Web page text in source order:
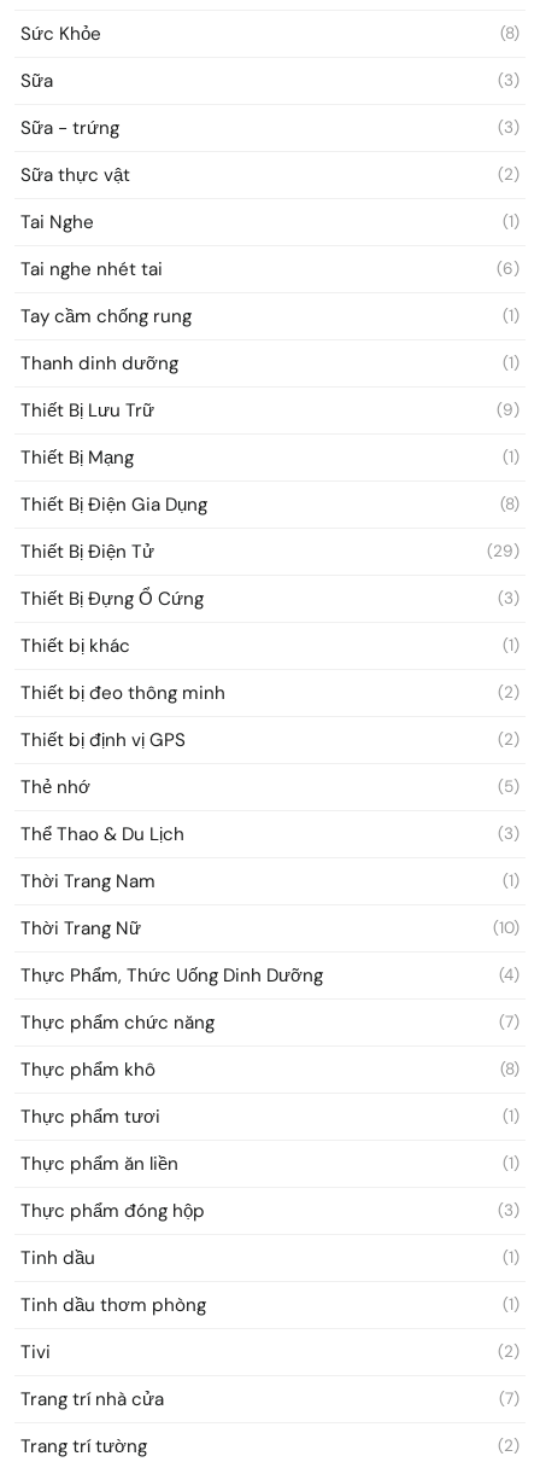
Sức Khỏe (8)
Sữa (3)
Sữa - trứng (3)
Sữa thực vật (2)
Tai Nghe (1)
Tai nghe nhét tai (6)
Tay cầm chống rung (1)
Thanh dinh dưỡng (1)
Thiết Bị Lưu Trữ (9)
Thiết Bị Mạng (1)
Thiết Bị Điện Gia Dụng (8)
Thiết Bị Điện Tử (29)
Thiết Bị Đựng Ổ Cứng (3)
Thiết bị khác (1)
Thiết bị đeo thông minh (2)
Thiết bị định vị GPS (2)
Thẻ nhớ (5)
Thể Thao & Du Lịch (3)
Thời Trang Nam (1)
Thời Trang Nữ (10)
Thực Phẩm, Thức Uống Dinh Dưỡng (4)
Thực phẩm chức năng (7)
Thực phẩm khô (8)
Thực phẩm tươi (1)
Thực phẩm ăn liền (1)
Thực phẩm đóng hộp (3)
Tinh dầu (1)
Tinh dầu thơm phòng (1)
Tivi (2)
Trang trí nhà cửa (7)
Trang trí tường (2)